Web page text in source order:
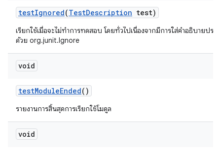
testIgnored(TestDescription test)
เรียกใช้เมื่อจะไม่ทำการทดสอบ โดยทั่วไปเนื่องจากมีการใส่คำอธิบายปร
ด้วย org.junit.Ignore
void
testModuleEnded()
รายงานการสิ้นสุดการเรียกใช้โมดูล
void